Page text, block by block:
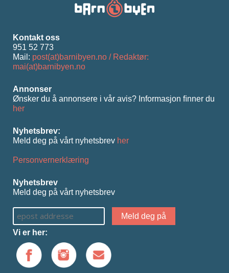
Kontakt oss
951 52 773
Mail: post(at)barnibyen.no / Redaktør:
mai(at)barnibyen.no
Annonser
Ønsker du å annonsere i vår avis? Informasjon ﬁnner du
her
Nyhetsbrev:
Meld deg på vårt nyhetsbrev her
Personvernerklæring
Nyhetsbrev
Meld deg på vårt nyhetsbrev
Vi er her: